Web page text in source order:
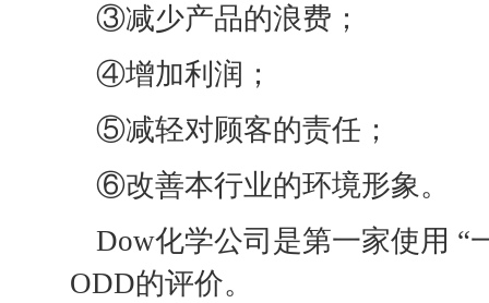
③减少产品的浪费；
④增加利润；
⑤减轻对顾客的责任；
⑥改善本行业的环境形象。
Dow化学公司是第一家使用 “
ODD的评价。